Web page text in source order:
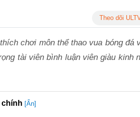
Theo dõi
chơi môn thể thao vua bóng đá
tài viên bình luận viên giàu kinh
chính [Ẩn]